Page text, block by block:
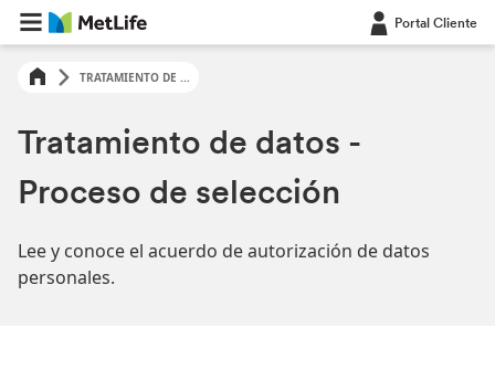
Portal Cliente
TRATAMIENTO DE ...
Tratamiento de datos -
Proceso de selección
Lee y conoce el acuerdo de autorización de datos
personales.